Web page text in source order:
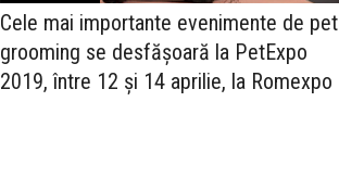
Cele mai importante evenimente de pet
grooming se desfășoară la PetExpo
2019, între 12 și 14 aprilie, la Romexpo